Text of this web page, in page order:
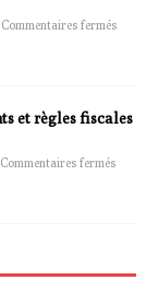
Commentaires fermés
et règles fiscales
Commentaires fermés